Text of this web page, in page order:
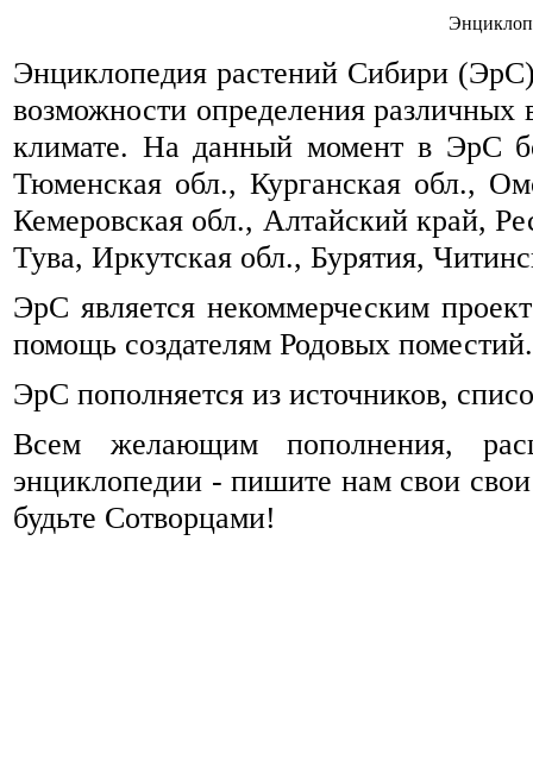
Энциклопедия растений Сибири (ЭрС)
возможности определения
климате. На данный момент в ЭрС
Тюменская обл., Курганская обл.,
Кемеровская обл., Алтайский край,
Тува, Иркутская обл., Бурятия,
ЭрС является некоммерческим
помощь создателям Родовых поместий.
ЭрС пополняется из источников,
Всем желающим пополнения,
энциклопедии - пишите нам свои
будьте Сотворцами!